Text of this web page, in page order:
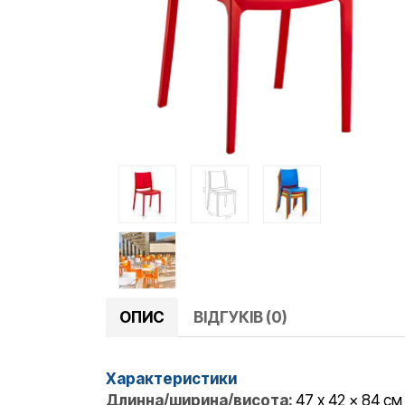
ОПИС ВІДГУКІВ (0)
Характеристики
Длинна/ширина/висота: 47 x 42 x 84 см